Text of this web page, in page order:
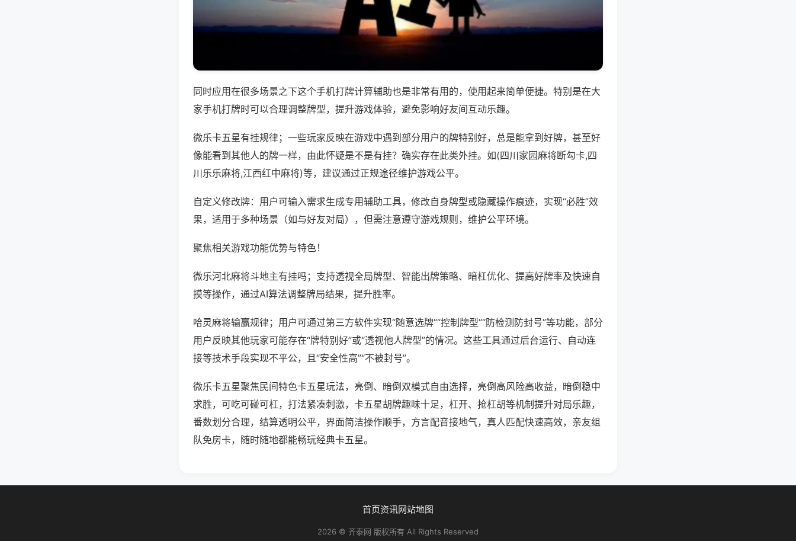
同时应用在很多场景之下这个手机打牌计算辅助也是非常有用的，使用起来简单便捷。特别是在大
家手机打牌时可以合理调整牌型，提升游戏体验，避免影响好友间互动乐趣。
微乐卡五星有挂规律；一些玩家反映在游戏中遇到部分用户的牌特别好，总是能拿到好牌，甚至好
像能看到其他人的牌一样，由此怀疑是不是有挂？确实存在此类外挂。如(四川家园麻将断勾卡,四
川乐乐麻将,江西红中麻将)等，建议通过正规途径维护游戏公平。
自定义修改牌：用户可输入需求生成专用辅助工具，修改自身牌型或隐藏操作痕迹，实现“必胜”效
果，适用于多种场景（如与好友对局），但需注意遵守游戏规则，维护公平环境。
聚焦相关游戏功能优势与特色！
微乐河北麻将斗地主有挂吗；支持透视全局牌型、智能出牌策略、暗杠优化、提高好牌率及快速自
摸等操作，通过AI算法调整牌局结果，提升胜率。
哈灵麻将输赢规律；用户可通过第三方软件实现“随意选牌”“控制牌型”“防检测防封号”等功能，部分
用户反映其他玩家可能存在“牌特别好”或“透视他人牌型”的情况。这些工具通过后台运行、自动连
接等技术手段实现不平公，且“安全性高”“不被封号”。
微乐卡五星聚焦民间特色卡五星玩法，亮倒、暗倒双模式自由选择，亮倒高风险高收益，暗倒稳中
求胜，可吃可碰可杠，打法紧凑刺激，卡五星胡牌趣味十足，杠开、抢杠胡等机制提升对局乐趣，
番数划分合理，结算透明公平，界面简洁操作顺手，方言配音接地气，真人匹配快速高效，亲友组
队免房卡，随时随地都能畅玩经典卡五星。
首页资讯网站地图
2026 © 齐泰网 版权所有 All Rights Reserved